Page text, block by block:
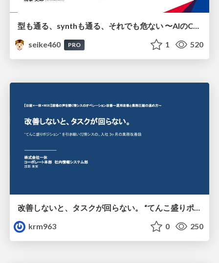
seike460
PRO 1 520
改善しないと、タスクが回らない。 “てんこ盛りポジション” を引き継いだ情シスの、入社3ヶ月の業務改善録
krm963
0 250